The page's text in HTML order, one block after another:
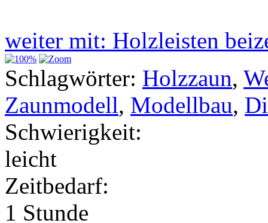
weiter mit: Holzleisten
Schlagwörter: Holzzaun,
Zaunmodell, Modellbau,
Schwierigkeit:
leicht
Zeitbedarf:
1 Stunde